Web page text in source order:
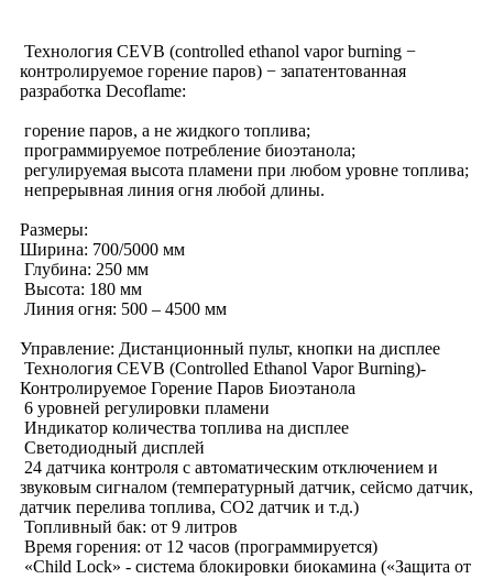
Технология CEVB (controlled ethanol vapor burning −
контролируемое горение паров) − запатентованная
разработка Decoflame:
горение паров, а не жидкого топлива;
программируемое потребление биоэтанола;
регулируемая высота пламени при любом уровне топлива;
непрерывная линия огня любой длины.
Размеры:
Ширина: 700/5000 мм
Глубина: 250 мм
Высота: 180 мм
Линия огня: 500 – 4500 мм
Управление: Дистанционный пульт, кнопки на дисплее
Технология CEVB (Controlled Ethanol Vapor Burning)-
Контролируемое Горение Паров Биоэтанола
6 уровней регулировки пламени
Индикатор количества топлива на дисплее
Светодиодный дисплей
24 датчика контроля с автоматическим отключением и
звуковым сигналом (температурный датчик, сейсмо датчик,
датчик перелива топлива, СО2 датчик и т.д.)
Топливный бак: от 9 литров
Время горения: от 12 часов (программируется)
«Child Lock» - система блокировки биокамина («Защита от